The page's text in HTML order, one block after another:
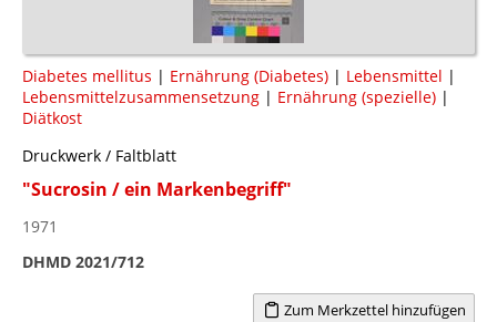
Diabetes mellitus | Ernährung (Diabetes) | Lebensmittel |
Lebensmittelzusammensetzung | Ernährung (spezielle) |
Diätkost
Druckwerk / Faltblatt
"Sucrosin / ein Markenbegriff"
1971
DHMD 2021/712
Zum Merkzettel hinzufügen